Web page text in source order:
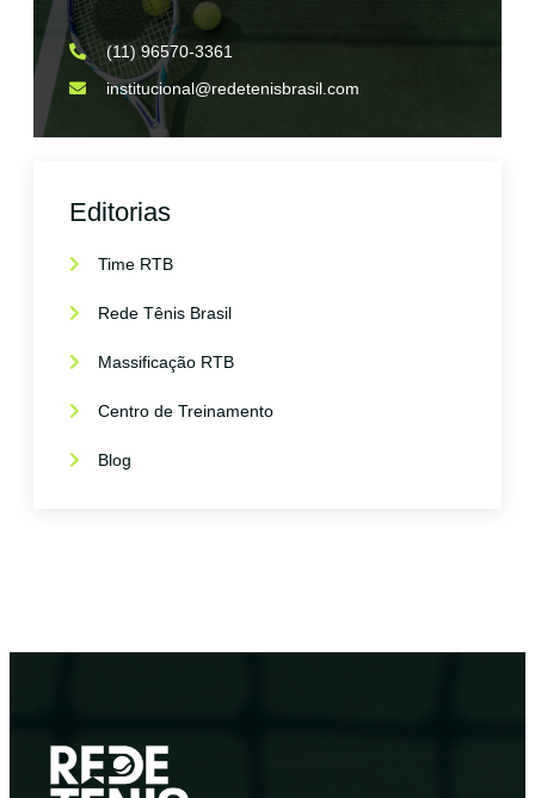
(11) 96570-3361
institucional@redetenisbrasil.com
Editorias
Time RTB
Rede Tênis Brasil
Massificação RTB
Centro de Treinamento
Blog